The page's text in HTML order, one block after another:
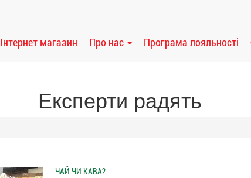
Інтернет магазин Про нас Програма лояльності
Експерти радять
ЧАЙ ЧИ КАВА?